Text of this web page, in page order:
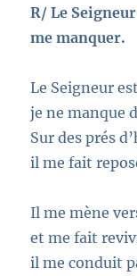
R/ Le
me manquer.
Le Seigneur
je ne manque
Sur des prés
il me fait
Il me mène
et me fait
il me conduit